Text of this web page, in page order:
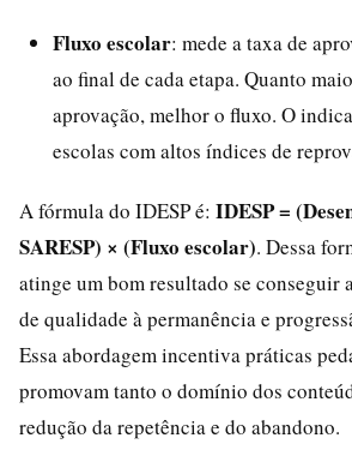
Fluxo escolar: mede a taxa de
ao final de cada etapa. Quanto
aprovação, melhor o fluxo. O
escolas com altos índices de
A fórmula do IDESP é: IDESP =
SARESP) × (Fluxo escolar). Dessa
atinge um bom resultado se conseguir
de qualidade à permanência e
Essa abordagem incentiva práticas
promovam tanto o domínio dos
redução da repetência e do abandono.